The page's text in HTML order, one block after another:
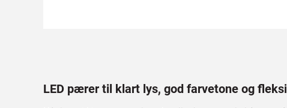
LED pærer til klart lys, god farvetone og